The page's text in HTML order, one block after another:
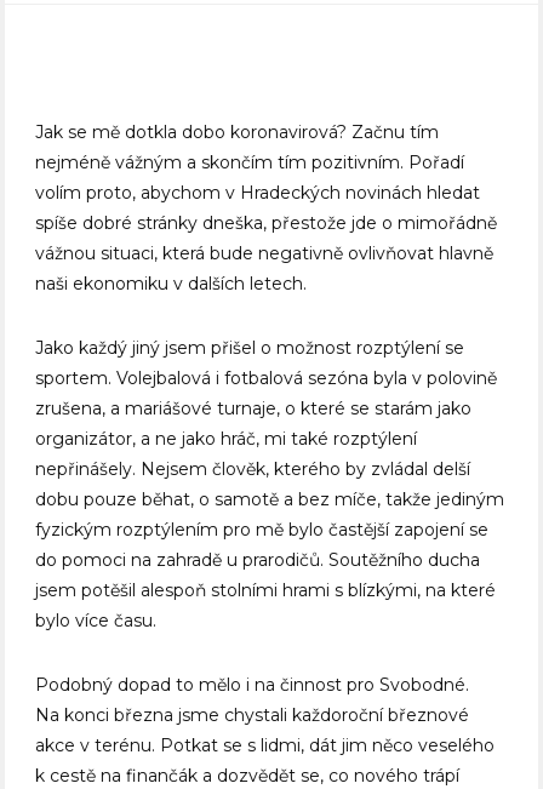
Jak se mě dotkla dobo koronavirová? Začnu tím
nejméně vážným a skončím tím pozitivním. Pořadí
volím proto, abychom v Hradeckých novinách hledat
spíše dobré stránky dneška, přestože jde o mimořádně
vážnou situaci, která bude negativně ovlivňovat hlavně
naši ekonomiku v dalších letech.
Jako každý jiný jsem přišel o možnost rozptýlení se
sportem. Volejbalová i fotbalová sezóna byla v polovině
zrušena, a mariášové turnaje, o které se starám jako
organizátor, a ne jako hráč, mi také rozptýlení
nepřinášely. Nejsem člověk, kterého by zvládal delší
dobu pouze běhat, o samotě a bez míče, takže jediným
fyzickým rozptýlením pro mě bylo častější zapojení se
do pomoci na zahradě u prarodičů. Soutěžního ducha
jsem potěšil alespoň stolními hrami s blízkými, na které
bylo více času.
Podobný dopad to mělo i na činnost pro Svobodné.
Na konci března jsme chystali každoroční březnové
akce v terénu. Potkat se s lidmi, dát jim něco veselého
k cestě na finančák a dozvědět se, co nového trápí